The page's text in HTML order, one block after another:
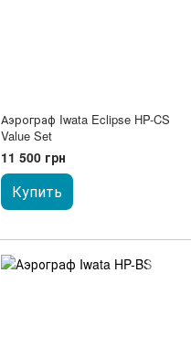
Аэрограф Iwata Eclipse HP-CS
Value Set
11 500 грн
Купить